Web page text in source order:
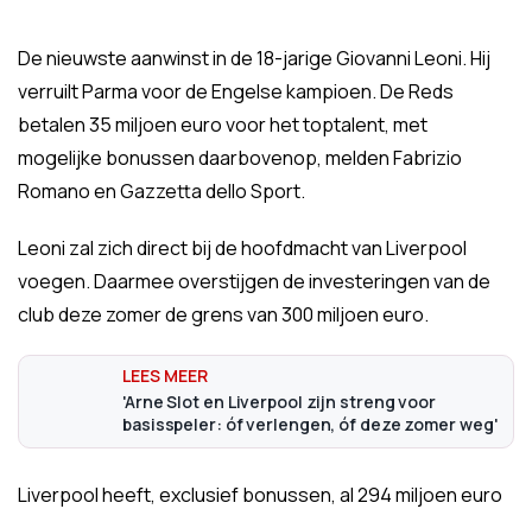
De nieuwste aanwinst in de 18-jarige Giovanni Leoni. Hij
verruilt Parma voor de Engelse kampioen. De Reds
betalen 35 miljoen euro voor het toptalent, met
mogelijke bonussen daarbovenop, melden Fabrizio
Romano en Gazzetta dello Sport.
Leoni zal zich direct bij de hoofdmacht van Liverpool
voegen. Daarmee overstijgen de investeringen van de
club deze zomer de grens van 300 miljoen euro.
'Arne Slot en Liverpool zijn streng voor
basisspeler: óf verlengen, óf deze zomer weg'
Liverpool heeft, exclusief bonussen, al 294 miljoen euro